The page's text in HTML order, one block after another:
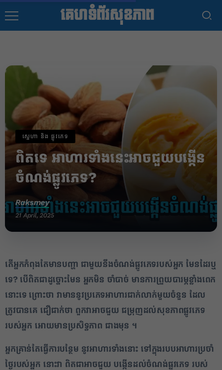
គេហទំព័រសុខភាព
ស្នេហា និង ផ្លូវភេទ
ពិតទេ អាហា​រទាំងនេះអាច​ជួយ​បង្កើន​
ចំណង់​ផ្លូវភេទ?
Raksmey
21 April, 2025
តើ​អ្នក​កំពុងតែ​មាន​បញ្ហា ជាមួយនឹង​ចំណង់​ផ្លូវភេទ​របស់​អ្នក មែន​ដែរឬ
ទេ​? បើ​ពិតជា​ដូច្នោះ​មែន អ្នក​មិន ចាំបាច់ មាន​ការព្រួយបារម្ភ​ខ្លាំងពេក​
នោះទេ ព្រោះថា វា​មាន​នូវ​ប្រភេទ​អាហារ​ជាក់លាក់​មួយចំនួន ដែល
ត្រូវបាន​គេ ជឿជាក់ថា ពួក​វា​អាច​ជួយ ជម្រុញ​ដល់​សុខភាព​ផ្លូវភេទ
របស់​អ្នក អោយមាន​ប្រសិទ្ធភាព ជាង​មុន ។
អ្នក​គ្រាន់តែ​ធ្វើការ​បន្ថែម នូវ​អាហារ​ទាំងនោះ ទៅ​ក្នុង​របប​អាហារ​ប្រចាំ
ថ្ងៃ​របស់​អ្នក នោះ​វា ពិតជា​អាច​ជួយ បង្កើន​ដល់​ចំណង់​ផ្លូវភេទ របស់​